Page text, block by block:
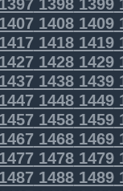
14081409
14181419
14281429
14381439
14481449
14581459
14681469
14781479
14881489